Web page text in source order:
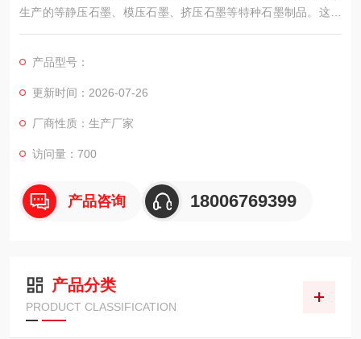
生产的等静压石墨、模压石墨、挤压石墨等特种石墨制品。这些
石墨具有结构均匀、理化性能好等优点，在特种石墨材料市场中
产品型号：
更新时间：2026-07-26
厂商性质：生产厂家
访问量：700
产品咨询 18006769399
产品分类
PRODUCT CLASSIFICATION